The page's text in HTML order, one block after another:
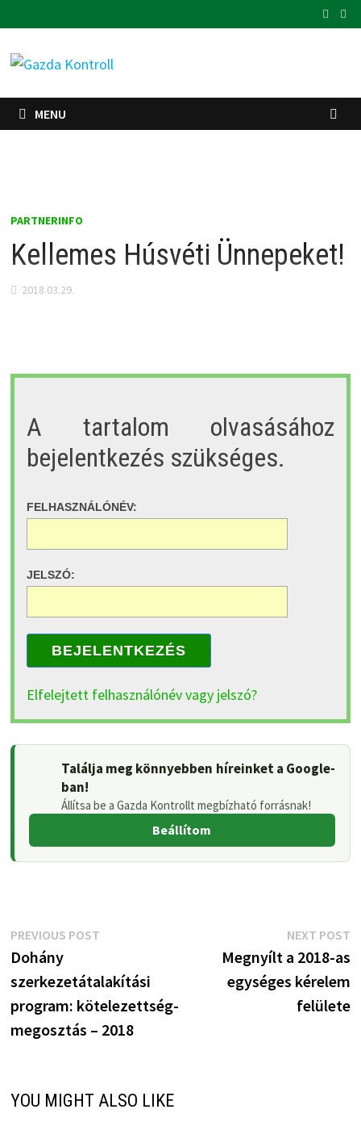
to
content
MENU
PARTNERINFO
Kellemes Húsvéti Ünnepeket!
2018.03.29.
A tartalom olvasásához
bejelentkezés szükséges.
FELHASZNÁLÓNÉV:
JELSZÓ:
BEJELENTKEZÉS
Elfelejtett felhasználónév vagy jelszó?
Találja meg könnyebben híreinket a Google-
ban!
Állítsa be a Gazda Kontrollt megbízható forrásnak!
Beállítom
Bejegyzés
navigáció
PREVIOUS POSTPrevious
Dohány
szerkezetátalakítási
program: kötelezettség-
megosztás – 2018
NEXT POST
Megnyílt a 2018-as
egységes kérelem
felülete
YOU MIGHT ALSO LIKE